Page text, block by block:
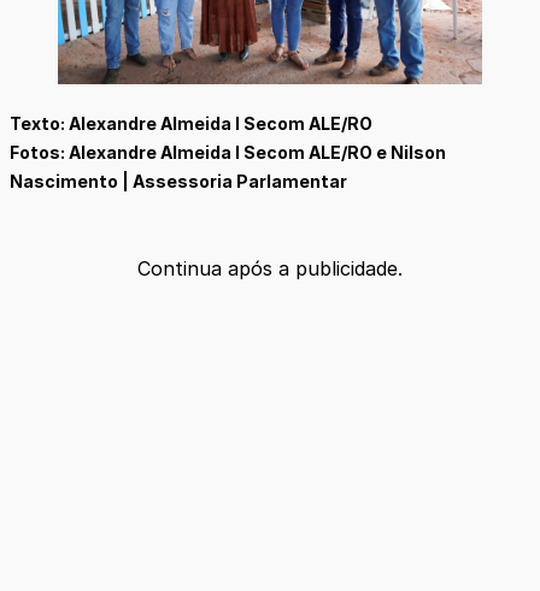
Texto: Alexandre Almeida I Secom ALE/RO
Fotos: Alexandre Almeida I Secom ALE/RO e Nilson
Nascimento | Assessoria Parlamentar
Continua após a publicidade.